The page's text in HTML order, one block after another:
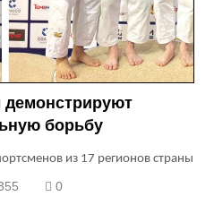
демонстрируют
борьбу
из 17 регионов страны
0